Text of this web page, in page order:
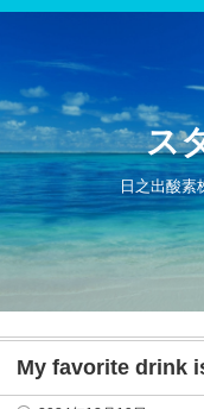
ス
日之出酸素
My favorite drink